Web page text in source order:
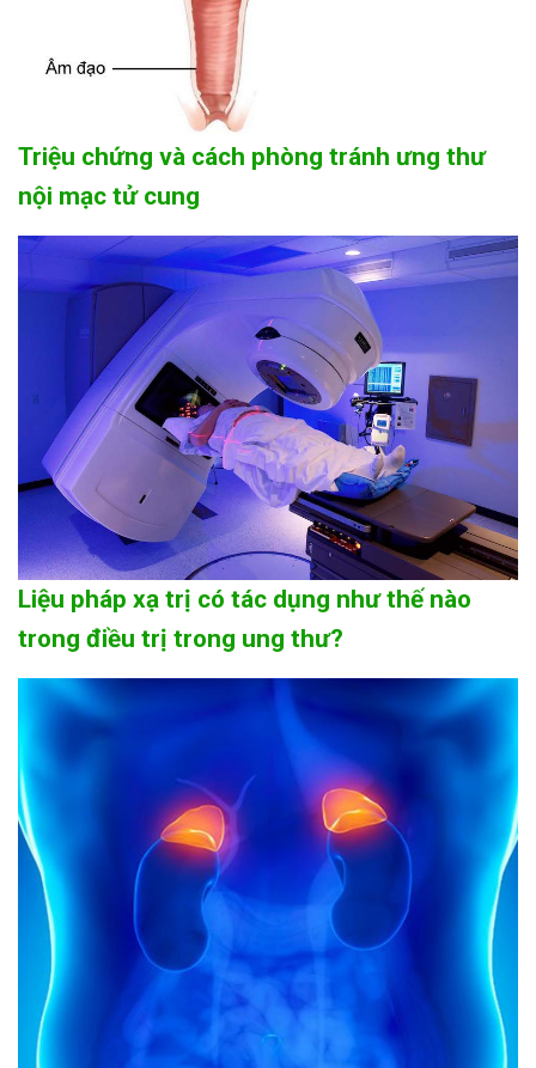
Triệu chứng và cách phòng tránh ưng thư
nội mạc tử cung
Liệu pháp xạ trị có tác dụng như thế nào
trong điều trị trong ung thư?